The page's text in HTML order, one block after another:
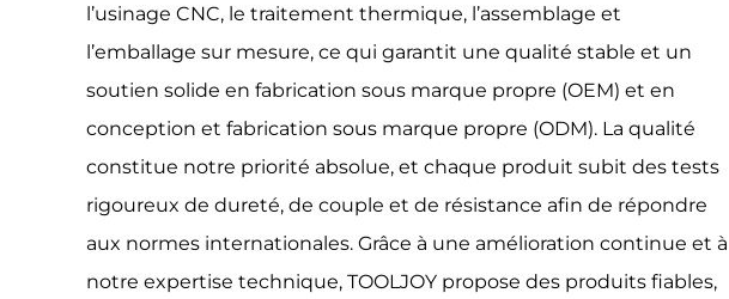
l’usinage CNC, le traitement thermique, l’assemblage et
l’emballage sur mesure, ce qui garantit une qualité stable et un
soutien solide en fabrication sous marque propre (OEM) et en
conception et fabrication sous marque propre (ODM). La qualité
constitue notre priorité absolue, et chaque produit subit des tests
rigoureux de dureté, de couple et de résistance afin de répondre
aux normes internationales. Grâce à une amélioration continue et à
notre expertise technique, TOOLJOY propose des produits fiables,